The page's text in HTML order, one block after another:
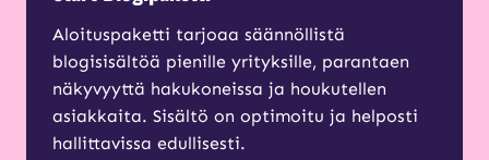
Aloituspaketti tarjoaa säännöllistä
blogisisältöä pienille yrityksille, parantaen
näkyvyyttä hakukoneissa ja houkutellen
asiakkaita. Sisältö on optimoitu ja helposti
hallittavissa edullisesti.